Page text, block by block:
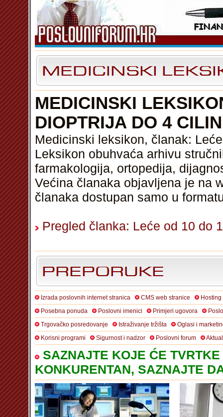
MEDICINSKI
DIOPTRIJA DO 4
Medicinski leksikon, članak:
Leksikon obuhvaća arhivu
farmakologija, ortopedija,
Većina članaka objavljena je na
članaka dostupan samo u
Pregled članka: Leće od 10 do
Izrada poslovnih internet stranica CMS web stranice
Posebna ponuda
Poslovni imenici Primjeri ugovora
Trgovačko posredovanje
Istraživanje tržišta
Oglasi i
Korisni programi
Sigurnost i nadzor Poslovni forum
SAZNAJTE KOJE ĆE
KONKURENTAN, SAZNAJTE